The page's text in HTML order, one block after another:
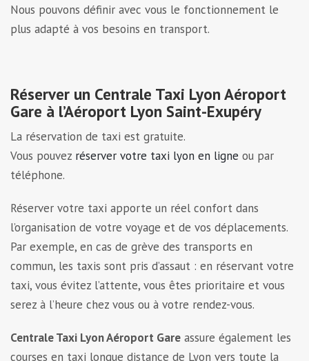
Nous pouvons définir avec vous le fonctionnement le
plus adapté à vos besoins en transport.
Réserver un Centrale Taxi Lyon Aéroport
Gare à l’Aéroport Lyon Saint-Exupéry
La réservation de taxi est gratuite.
Vous pouvez réserver votre taxi lyon en ligne ou par
téléphone.
Réserver votre taxi apporte un réel confort dans
l’organisation de votre voyage et de vos déplacements.
Par exemple, en cas de grève des transports en
commun, les taxis sont pris d’assaut : en réservant votre
taxi, vous évitez l’attente, vous êtes prioritaire et vous
serez à l’heure chez vous ou à votre rendez-vous.
Centrale Taxi Lyon Aéroport Gare assure également les
courses en taxi longue distance de Lyon vers toute la